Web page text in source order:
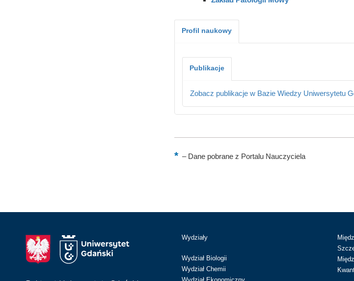
Profil naukowy
Publikacje
Zobacz publikacje w Bazie Wiedzy Uniwersytetu
–Dane pobrane z Portalu Nauczyciela
Wydziały
Wydział Biologii
Wydział Chemii